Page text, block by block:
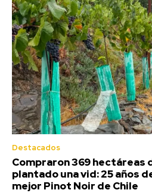
Destacados
Compraron 369 hectáreas
plantado una vid: 25 años
mejor Pinot Noir de Chile